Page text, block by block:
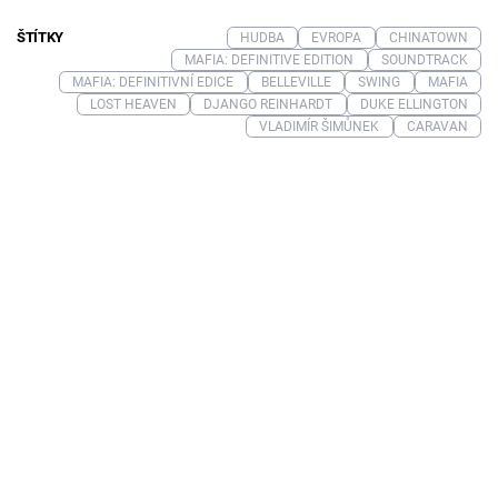
ŠTÍTKY HUDBA EVROPA
CHINATOWN
MAFIA: DEFINITIVE EDITION
SOUNDTRACK
MAFIA: DEFINITIVNÍ EDICE
BELLEVILLE SWING
MAFIA
LOST HEAVEN
DJANGO REINHARDT
DUKE ELLINGTON
VLADIMÍR ŠIMŮNEK
CARAVAN